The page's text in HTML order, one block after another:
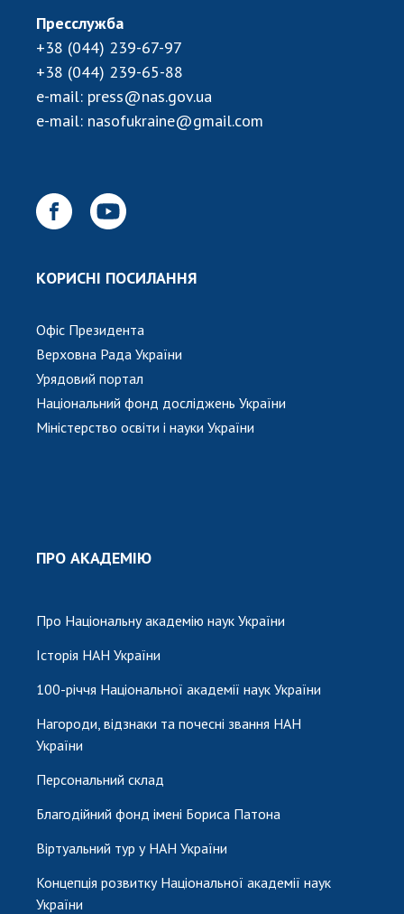
Пресслужба
+38 (044) 239-67-97
+38 (044) 239-65-88
e-mail: press@nas.gov.ua
e-mail: nasofukraine@gmail.com
КОРИСНІ ПОСИЛАННЯ
Офіс Президента
Верховна Рада України
Урядовий портал
Національний фонд досліджень України
Міністерство освіти і науки України
ПРО АКАДЕМІЮ
Про Національну академію наук України
Історія НАН України
100-річчя Національної академії наук України
Нагороди, відзнаки та почесні звання НАН
України
Персональний склад
Благодійний фонд імені Бориса Патона
Віртуальний тур у НАН України
Концепція розвитку Національної академії наук
України